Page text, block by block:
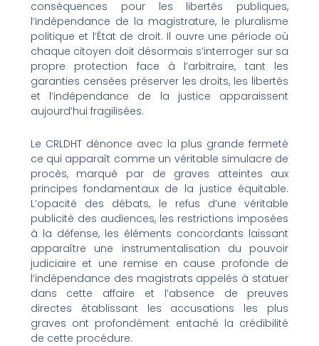
conséquences pour les libertés publiques,
l’indépendance de la magistrature, le pluralisme
politique et l’État de droit. Il ouvre une période où
chaque citoyen doit désormais s’interroger sur sa
propre protection face à l’arbitraire, tant les
garanties censées préserver les droits, les libertés
et l’indépendance de la justice apparaissent
aujourd’hui fragilisées.
Le CRLDHT dénonce avec la plus grande fermeté
ce qui apparaît comme un véritable simulacre de
procès, marqué par de graves atteintes aux
principes fondamentaux de la justice équitable.
L’opacité des débats, le refus d’une véritable
publicité des audiences, les restrictions imposées
à la défense, les éléments concordants laissant
apparaître une instrumentalisation du pouvoir
judiciaire et une remise en cause profonde de
l’indépendance des magistrats appelés à statuer
dans cette affaire et l’absence de preuves
directes établissant les accusations les plus
graves ont profondément entaché la crédibilité
de cette procédure.